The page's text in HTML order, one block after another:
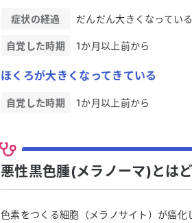
症状の経過 だんだん大きくなっている
自覚した時期 1か月以上前から
ほくろが大きくなってきている
自覚した時期 1か月以上前から
悪性黒色腫(メラノーマ)とは
色素をつくる細胞（メラノサイト）が癌